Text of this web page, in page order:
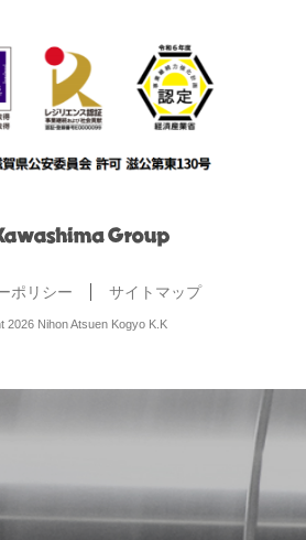
ポリシー サイトマップ
2026 Nihon Atsuen Kogyo K.K